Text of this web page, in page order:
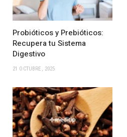
Probióticos y Prebióticos:
Recupera tu Sistema
Digestivo
21 OCTUBRE, 2025